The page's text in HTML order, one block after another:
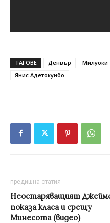
ТАГОВЕ Денвър Милуоки
Янис Адетокунбо
предишна статия
Неостаряващият
показа класа и срещу
Минесота (видео)